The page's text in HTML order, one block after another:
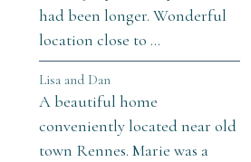
had been longer. Wonderful
location close to ...
Lisa and Dan
A beautiful home
conveniently located near old
town Rennes. Marie was a